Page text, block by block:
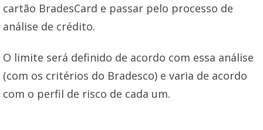
cartão BradesCard e passar pelo processo de
análise de crédito.
O limite será definido de acordo com essa análise
(com os critérios do Bradesco) e varia de acordo
com o perfil de risco de cada um.